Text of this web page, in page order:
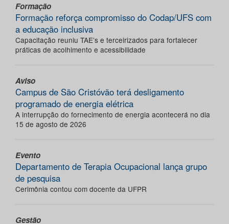
Formação
Formação reforça compromisso do Codap/UFS com
a educação inclusiva
Capacitação reuniu TAE’s e terceirizados para fortalecer
práticas de acolhimento e acessibilidade
Aviso
Campus de São Cristóvão terá desligamento
programado de energia elétrica
A interrupção do fornecimento de energia acontecerá no dia
15 de agosto de 2026
Evento
Departamento de Terapia Ocupacional lança grupo
de pesquisa
Cerimônia contou com docente da UFPR
Gestão